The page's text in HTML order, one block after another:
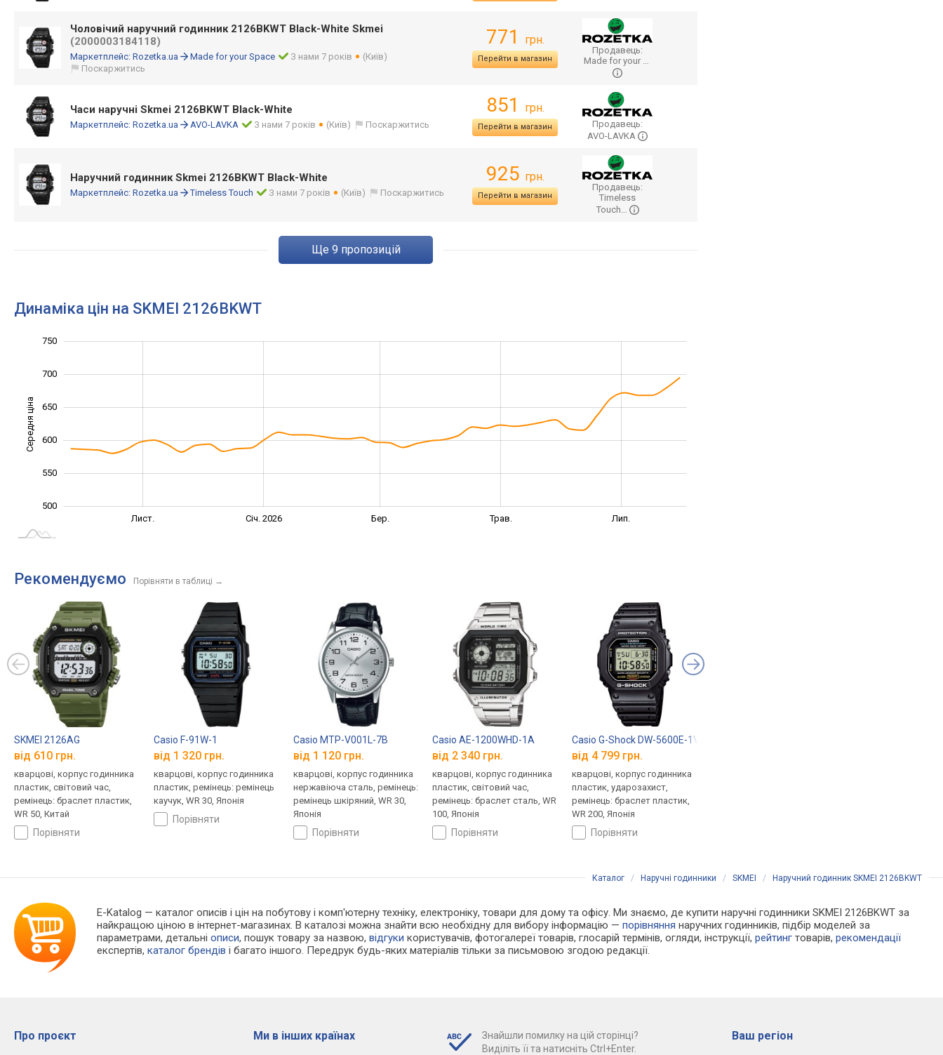
Чоловічий наручний годинник 2126BKWT Black-White Skmei
(2000003184118)
Маркетплейс: Rozetka.ua Made for your Space З нами 7 років
(Київ)
Поскаржитись
771 грн.
Перейти в магазин
Продавець:
Made for your …
Часи наручні Skmei 2126BKWT Black-White
Маркетплейс: Rozetka.ua AVO-LAVKA З нами 7 років (Київ) Поскаржитись
851 грн.
Перейти в магазин
Продавець:
AVO-LAVKA
Наручний годинник Skmei 2126BKWT Black-White
Маркетплейс: Rozetka.ua Timeless Touch З нами 7 років (Київ) Поскаржитись
925 грн.
Перейти в магазин
Продавець:
Timeless
Touch…
ще 9пропозицій
Динаміка цін на SKMEI 2126BKWT
Середня ціна
500
550
600
650
700
750
Лист. Січ. 2026 Бер. Трав. Лип.
Рекомендуємо Порівняти в таблиці →
SKMEI 2126AG
від 610 грн.
кварцові, корпус годинника
пластик, світовий час,
ремінець: браслет пластик,
WR 50, Китай
порівняти
Casio F-91W-1
від 1 320 грн.
кварцові, корпус годинника
пластик, ремінець: ремінець
каучук, WR 30, Японія
порівняти
Casio MTP-V001L-7B
від 1 120 грн.
кварцові, корпус годинника
нержавіюча сталь, ремінець:
ремінець шкіряний, WR 30,
Японія
порівняти
Casio AE-1200WHD-1A
від 2 340 грн.
кварцові, корпус годинника
пластик, світовий час,
ремінець: браслет сталь, WR
100, Японія
порівняти
Casio G-Shock DW-5600E-1V
від 4 799 грн.
кварцові, корпус годинника
пластик, ударозахист,
ремінець: браслет пластик,
WR 200, Японія
порівняти
Каталог / Наручні годинники / SKMEI / Наручний годинник SKMEI 2126BKWT
E-Katalog — каталог описів і цін на побутову і комп'ютерну техніку, електроніку, товари для дому та офісу. Ми знаємо, де купити наручні годинники SKMEI 2126BKWT за
найкращою ціною в інтернет-магазинах. В каталозі можна знайти всю необхідну для вибору інформацію —порівняння наручних годинників, підбір моделей за
параметрами, детальніописи, пошук товару за назвою,відгуки користувачів, фотогалереї товарів, глосарій термінів, огляди, інструкції,рейтинг товарів,рекомендації
експертів,каталог брендів і багато іншого. Передрук будь-яких матеріалів тільки за письмовою згодою редакції.
Про проєкт Ми в інших країнах
Знайшли помилку на цій сторінці?
Виділіть її та натисніть Ctrl+Enter.
Ваш регіон